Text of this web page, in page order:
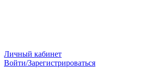
Личный кабинет
Войти/Зарегистрироваться